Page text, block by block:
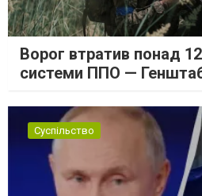
Ворог втратив понад
системи ППО —
Суспільство